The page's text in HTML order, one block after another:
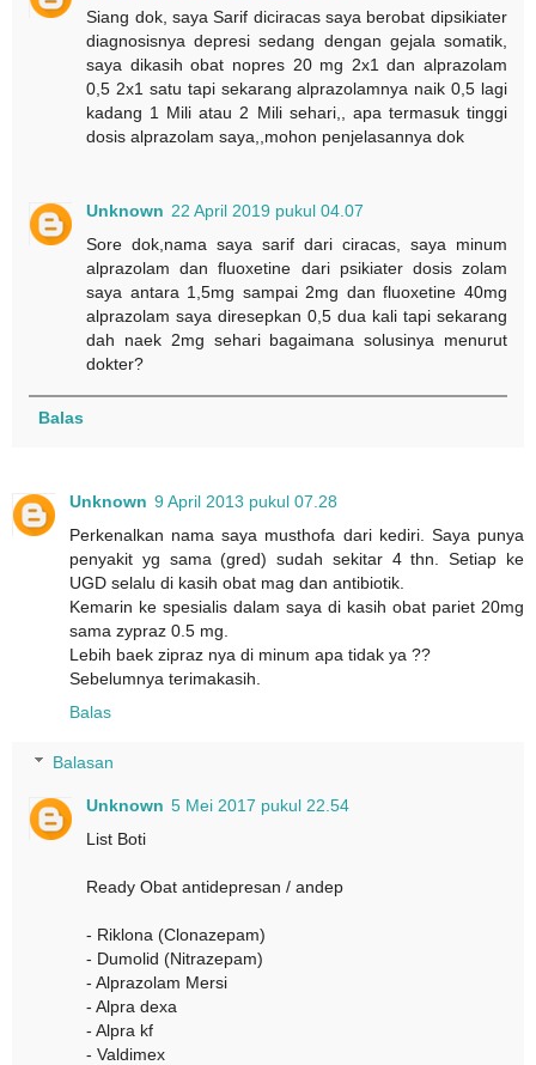
Siang dok, saya Sarif diciracas saya berobat dipsikiater
diagnosisnya depresi sedang dengan gejala somatik,
saya dikasih obat nopres 20 mg 2x1 dan alprazolam
0,5 2x1 satu tapi sekarang alprazolamnya naik 0,5 lagi
kadang 1 Mili atau 2 Mili sehari,, apa termasuk tinggi
dosis alprazolam saya,,mohon penjelasannya dok
Unknown 22 April 2019 pukul 04.07
Sore dok,nama saya sarif dari ciracas, saya minum
alprazolam dan fluoxetine dari psikiater dosis zolam
saya antara 1,5mg sampai 2mg dan fluoxetine 40mg
alprazolam saya diresepkan 0,5 dua kali tapi sekarang
dah naek 2mg sehari bagaimana solusinya menurut
dokter?
Balas
Unknown 9 April 2013 pukul 07.28
Perkenalkan nama saya musthofa dari kediri. Saya punya
penyakit yg sama (gred) sudah sekitar 4 thn. Setiap ke
UGD selalu di kasih obat mag dan antibiotik.
Kemarin ke spesialis dalam saya di kasih obat pariet 20mg
sama zypraz 0.5 mg.
Lebih baek zipraz nya di minum apa tidak ya ??
Sebelumnya terimakasih.
Balas
Balasan
Unknown 5 Mei 2017 pukul 22.54
List Boti
Ready Obat antidepresan / andep
- Riklona (Clonazepam)
- Dumolid (Nitrazepam)
- Alprazolam Mersi
- Alpra dexa
- Alpra kf
- Valdimex